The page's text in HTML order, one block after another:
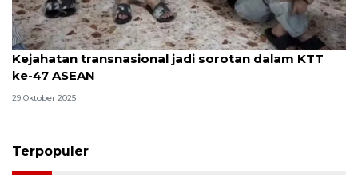
Kejahatan transnasional jadi sorotan dalam KTT
ke-47 ASEAN
29 Oktober 2025
Terpopuler